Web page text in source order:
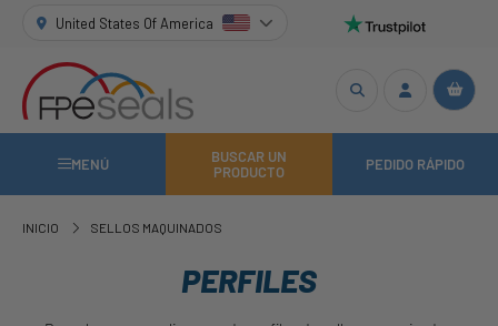
United States Of America
MENÚ
BUSCAR UN
PRODUCTO
PEDIDO RÁPIDO
INICIO SELLOS MAQUINADOS
PERFILES